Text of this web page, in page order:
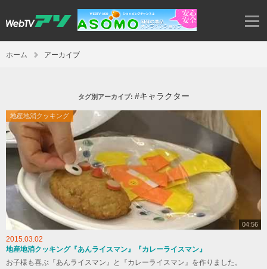
ホーム アーカイブ
タグ別アーカイブ: #キャラクター
地産地消クッキング
04:56
2015.03.02
地産地消クッキング『あんライスマン』『カレーライスマン』
お子様も喜ぶ『あんライスマン』と『カレーライスマン』を作りました。